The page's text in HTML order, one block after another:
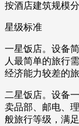
按酒店建筑规模
星级标准
一星饭店。设备
人最简单的旅行
经济能力较差的
二星饭店。设备
卖品部、邮电、
般旅行等级，满